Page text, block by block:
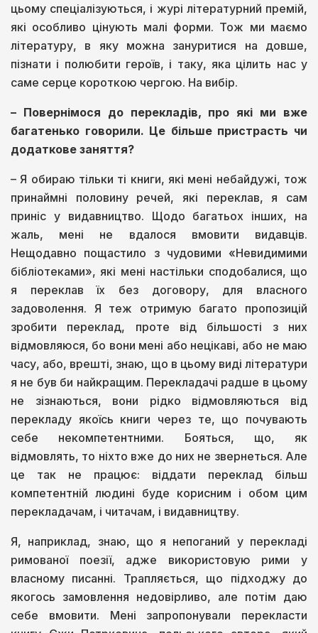
цьому спеціалізуються, і журі літературний премій,
які особливо цінують малі форми. Тож ми маємо
літературу, в яку можна зануритися на довше,
пізнати і полюбити героїв, і таку, яка цілить нас у
саме серце короткою чергою. На вибір.
– Повернімося до перекладів, про які ми вже
багатенько говорили. Це більше пристрасть чи
додаткове заняття?
– Я обираю тільки ті книги, які мені небайдужі, тож
принаймні половину речей, які переклав, я сам
приніс у видавництво. Щодо багатьох інших, на
жаль, мені не вдалося вмовити видавців.
Нещодавно пощастило з чудовими «Невидимими
бібліотеками», які мені настільки сподобалися, що
я переклав їх без договору, для власного
задоволення. Я теж отримую багато пропозицій
зробити переклад, проте від більшості з них
відмовляюся, бо вони мені або нецікаві, або не маю
часу, або, врешті, знаю, що в цьому виді літератури
я не був би найкращим. Перекладачі радше в цьому
не зізнаються, вони рідко відмовляються від
перекладу якоїсь книги через те, що почувають
себе некомпетентними. Бояться, що, як
відмовлять, то ніхто вже до них не звернеться. Але
це так не працює: віддати переклад більш
компетентній людині буде корисним і обом цим
перекладачам, і читачам, і видавництву.
Я, наприклад, знаю, що я непоганий у перекладі
римованої поезії, адже використовую рими у
власному писанні. Трапляється, що підходжу до
якогось замовлення недовірливо, але потім даю
себе вмовити. Мені запропонували перекласти